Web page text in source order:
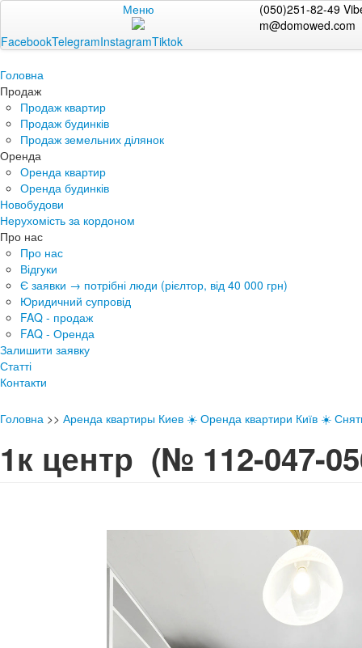
Меню
(050)251-82-49
m@domowed.com
FacebookTelegramInstagramTiktok
Головна
Продаж
Продаж квартир
Продаж будинків
Продаж земельних ділянок
Оренда
Оренда квартир
Оренда будинків
Новобудови
Нерухомість за кордоном
Про нас
Про нас
Відгуки
Є заявки → потрібні люди (рієлтор, від 40 000 грн)
Юридичний супровід
FAQ - продаж
FAQ - Оренда
Залишити заявку
Статті
Контакти
Головна >> Аренда квартиры Киев ☀️ Оренда квартири Київ ☀️
1к центр (№ 112-047-